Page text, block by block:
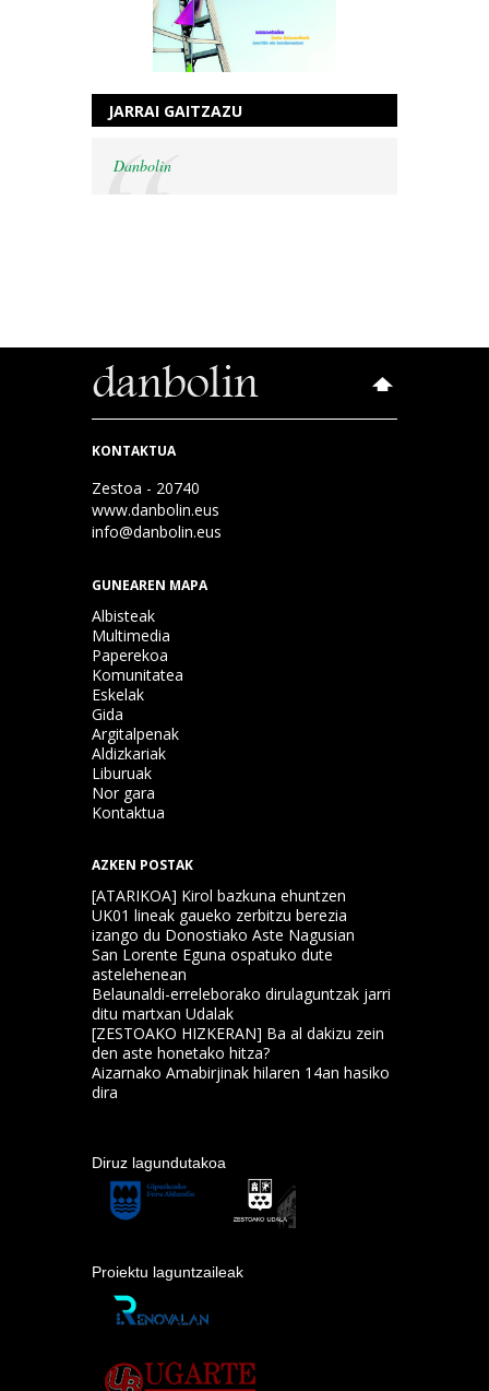
JARRAI GAITZAZU
Danbolin
KONTAKTUA
Zestoa - 20740
www.danbolin.eus
info@danbolin.eus
GUNEAREN MAPA
Albisteak
Multimedia
Paperekoa
Komunitatea
Eskelak
Gida
Argitalpenak
Aldizkariak
Liburuak
Nor gara
Kontaktua
AZKEN POSTAK
[ATARIKOA] Kirol bazkuna ehuntzen
UK01 lineak gaueko zerbitzu berezia
izango du Donostiako Aste Nagusian
San Lorente Eguna ospatuko dute
astelehenean
Belaunaldi-erreleborako dirulaguntzak jarri
ditu martxan Udalak
[ZESTOAKO HIZKERAN] Ba al dakizu zein
den aste honetako hitza?
Aizarnako Amabirjinak hilaren 14an hasiko
dira
Diruz lagundutakoa
Proiektu laguntzaileak